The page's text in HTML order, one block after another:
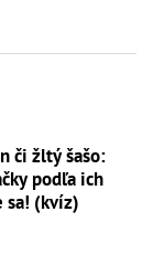
či žltý šašo:
podľa ich
sa! (kvíz)